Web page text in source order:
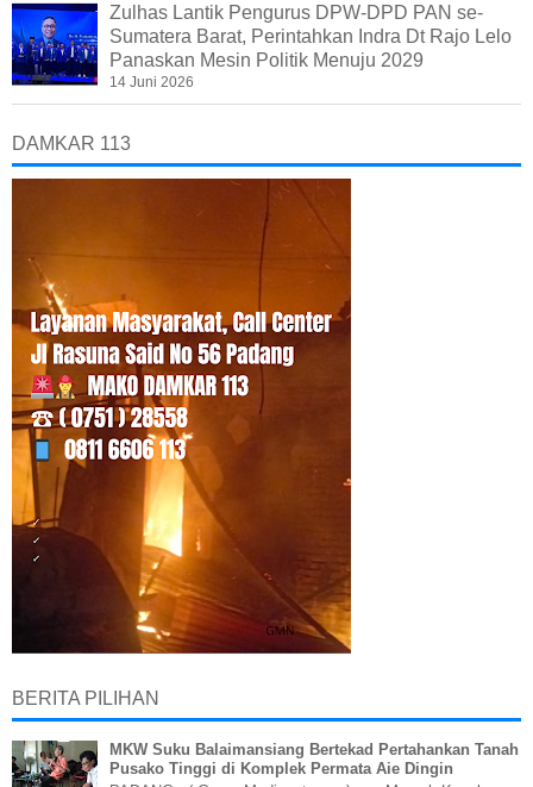
Zulhas Lantik Pengurus DPW-DPD PAN se-
Sumatera Barat, Perintahkan Indra Dt Rajo Lelo
Panaskan Mesin Politik Menuju 2029
14 Juni 2026
DAMKAR 113
BERITA PILIHAN
MKW Suku Balaimansiang Bertekad Pertahankan Tanah
Pusako Tinggi di Komplek Permata Aie Dingin